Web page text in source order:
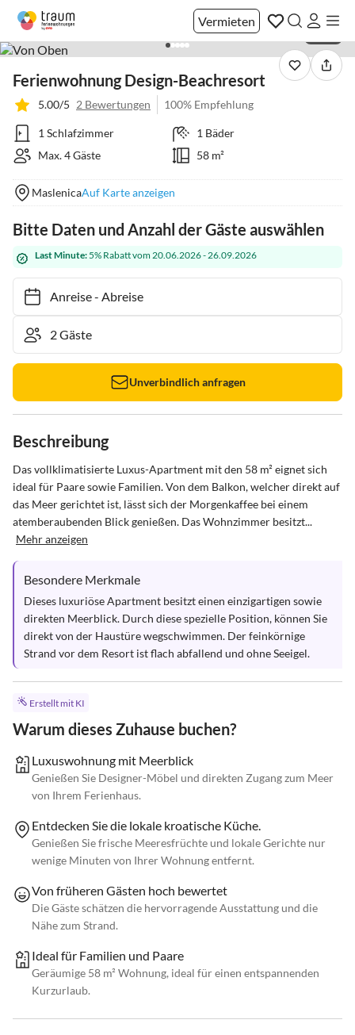
Vermieten
Ferienwohnung Design-Beachresort
5.00/5 2 Bewertungen 100% Empfehlung
1 Schlafzimmer
1 Bäder
Max. 4 Gäste
58 m²
MaslenicaAuf Karte anzeigen
Bitte Daten und Anzahl der Gäste auswählen
Last Minute:5% Rabatt vom 20.06.2026 - 26.09.2026
Anreise- Abreise
Unverbindlich anfragen
Beschreibung
Das vollklimatisierte Luxus-Apartment mit den 58 m² eignet sich
ideal für Paare sowie Familien. Von dem Balkon, welcher direkt auf
das Meer gerichtet ist, lässt sich der Morgenkaffee bei einem
atemberaubenden Blick genießen. Das Wohnzimmer besitzt...
Mehr anzeigen
Besondere Merkmale
Dieses luxuriöse Apartment besitzt einen einzigartigen sowie
direkten Meerblick. Durch diese spezielle Position, können Sie
direkt von der Haustüre wegschwimmen. Der feinkörnige
Strand vor dem Resort ist flach abfallend und ohne Seeigel.
Erstellt mit KI
Warum dieses Zuhause buchen?
Luxuswohnung mit Meerblick
Genießen Sie Designer-Möbel und direkten Zugang zum Meer
von Ihrem Ferienhaus.
Entdecken Sie die lokale kroatische Küche.
Genießen Sie frische Meeresfrüchte und lokale Gerichte nur
wenige Minuten von Ihrer Wohnung entfernt.
Von früheren Gästen hoch bewertet
Die Gäste schätzen die hervorragende Ausstattung und die
Nähe zum Strand.
Ideal für Familien und Paare
Geräumige 58 m² Wohnung, ideal für einen entspannenden
Kurzurlaub.